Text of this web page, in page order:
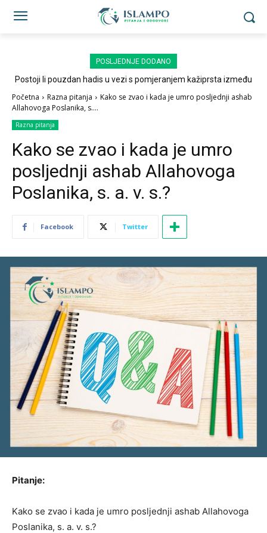
POSLJEDNJE DODANO
Postoji li pouzdan hadis u vezi s pomjeranjem kažiprsta između
Početna Razna pitanja
Kako se zvao i kada je umro posljednji ashab
Allahovoga Poslanika, s....
Razna pitanja
Kako se zvao i kada je umro
posljednji ashab Allahovoga
Poslanika, s. a. v. s.?
Facebook Twitter
Pitanje:
Kako se zvao i kada je umro posljednji ashab Allahovoga
Poslanika, s. a. v. s.?